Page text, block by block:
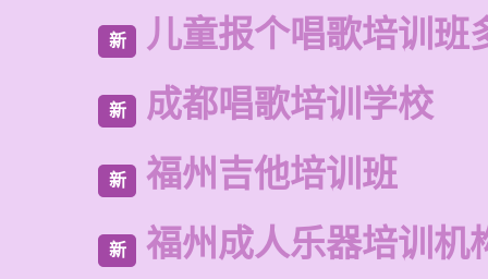
新 儿童报个唱歌培训班
新 成都唱歌培训学校
新 福州吉他培训班
新 福州成人乐器培训机